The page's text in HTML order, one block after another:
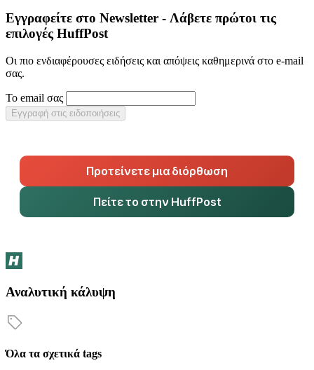
Εγγραφείτε στο Newsletter - Λάβετε πρώτοι τις
επιλογές HuffPost
Οι πιο ενδιαφέρουσες ειδήσεις και απόψεις καθημερινά στο e-mail
σας.
Το email σας
Εγγραφή στις ειδοποιήσεις
Προτείνετε μια διόρθωση
Πείτε το στην HuffPost
Αναλυτική κάλυψη
Όλα τα σχετικά tags